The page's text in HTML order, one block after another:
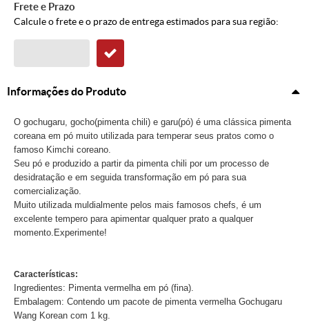
Frete e Prazo
Calcule o frete e o prazo de entrega estimados para sua região:
Informações do Produto
O gochugaru, gocho(pimenta chili) e garu(pó) é uma clássica pimenta
coreana em pó muito utilizada para temperar seus pratos como o
famoso Kimchi coreano.
Seu pó e produzido a partir da pimenta chili por um processo de
desidratação e em seguida transformação em pó para sua
comercialização.
Muito utilizada muldialmente pelos mais famosos chefs, é um
excelente tempero para apimentar qualquer prato a qualquer
momento.Experimente!
Características:
Ingredientes: Pimenta vermelha em pó (fina).
Embalagem: Contendo um pacote de pimenta vermelha Gochugaru
Wang Korean com 1 kg.